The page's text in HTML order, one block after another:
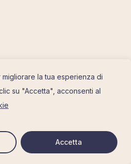
la tua esperienza di
su "Accetta", acconsenti al
Accetta